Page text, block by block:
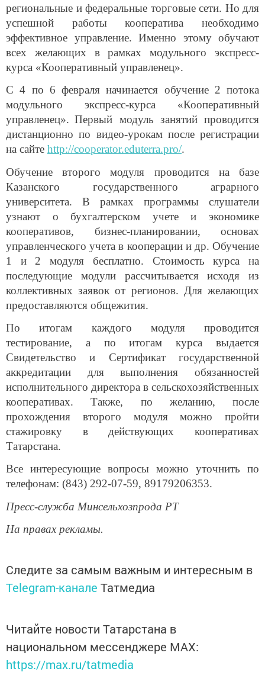
региональные и федеральные торговые сети. Но для
успешной работы кооператива необходимо
эффективное управление. Именно этому обучают
всех желающих в рамках модульного экспресс-
курса «Кооперативный управленец».
С 4 по 6 февраля начинается обучение 2 потока
модульного экспресс-курса «Кооперативный
управленец». Первый модуль занятий проводится
дистанционно по видео-урокам после регистрации
на сайте http://cooperator.eduterra.pro/.
Обучение второго модуля проводится на базе
Казанского государственного аграрного
университета. В рамках программы слушатели
узнают о бухгалтерском учете и экономике
кооперативов, бизнес-планировании, основах
управленческого учета в кооперации и др. Обучение
1 и 2 модуля бесплатно. Стоимость курса на
последующие модули рассчитывается исходя из
коллективных заявок от регионов. Для желающих
предоставляются общежития.
По итогам каждого модуля проводится
тестирование, а по итогам курса выдается
Свидетельство и Сертификат государственной
аккредитации для выполнения обязанностей
исполнительного директора в сельскохозяйственных
кооперативах. Также, по желанию, после
прохождения второго модуля можно пройти
стажировку в действующих кооперативах
Татарстана.
Все интересующие вопросы можно уточнить по
телефонам: (843) 292-07-59, 89179206353.
Пресс-служба Минсельхозпрода РТ
На правах рекламы.
Следите за самым важным и интересным в
Telegram-канале Татмедиа
Читайте новости Татарстана в
национальном мессенджере MАХ:
https://max.ru/tatmedia